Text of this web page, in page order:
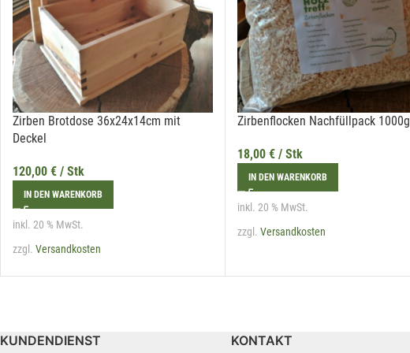
Zirben Brotdose 36x24x14cm mit
Deckel
120,00 € / Stk
IN DEN WARENKORB
inkl. 20 % MwSt.
zzgl. Versandkosten
Zirbenflocken Nachfüllpack 1000g
18,00 €/ Stk
IN DEN WARENKORB
inkl. 20 % MwSt.
zzgl. Versandkosten
KUNDENDIENST KONTAKT